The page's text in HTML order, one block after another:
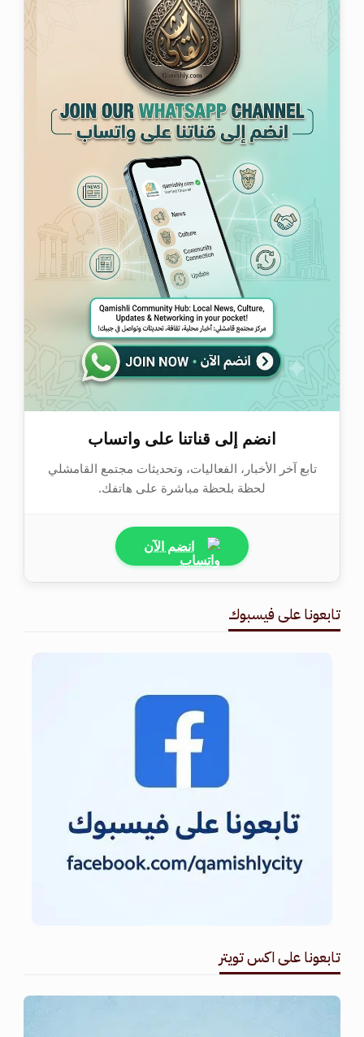
انضم إلى قناتنا على واتساب
تابع آخر الأخبار، الفعاليات، وتحديثات مجتمع القامشلي
لحظة بلحظة مباشرة على هاتفك.
انضم الآن
تابعونا على فيسبوك
تابعونا على اكس تويتر